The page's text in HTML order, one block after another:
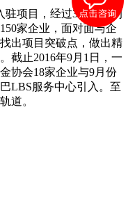
驻项目，经过3个半月的
家企业，面对面与企
出项目突破点，做出精
截止2016年9月1日，一
协会18家企业与9月份
LBS服务中心引入。至
道。